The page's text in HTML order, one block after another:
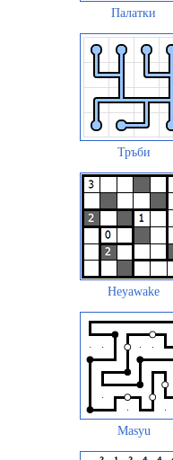
Палатки
Тръби
Heyawake
Masyu